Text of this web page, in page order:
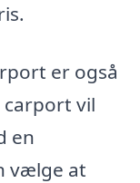
er også
carport vil
en
vælge at